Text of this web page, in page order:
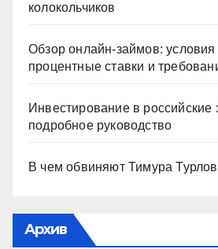
колокольчиков
Обзор онлайн-займов:
процентные ставки и
Инвестирование в российские
подробное руководство
В чем обвиняют Тимура
Архив